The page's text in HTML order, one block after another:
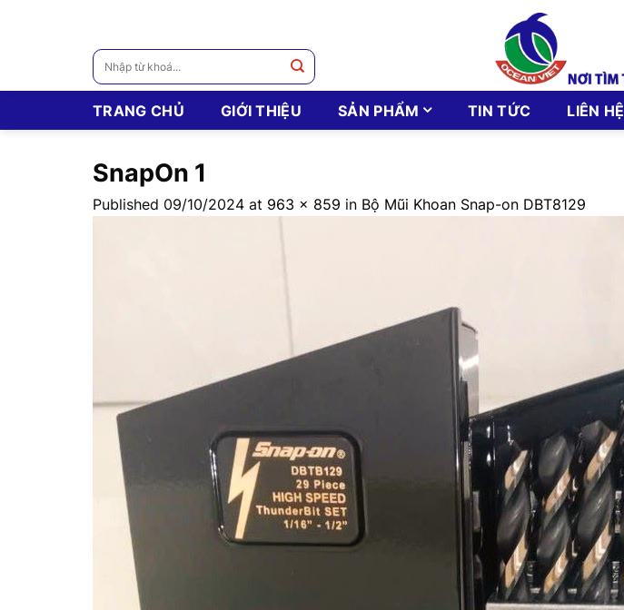
Tìm
kiếm:
TRANG CHỦ GIỚI THIỆU SẢN PHẨM TIN TỨC LIÊN HỆ
SnapOn 1
Published 09/10/2024 at 963 × 859 in Bộ Mũi Khoan Snap-on DBT8129